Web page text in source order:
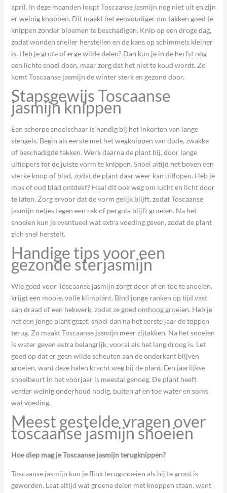
april. In deze maanden loopt Toscaanse jasmijn nog niet uit en zijn
er weinig knoppen. Dit maakt het eenvoudiger om takken goed te
knippen zonder bloemen te beschadigen. Knip op een droge dag,
zodat wonden sneller herstellen en de kans op schimmels kleiner
is. Heb je grote of erge wilde delen? Dan kun je in de herfst nog
een lichte snoei doen, maar zorg dat het niet te koud wordt. Zo
komt Toscaanse jasmijn de winter sterk en gezond door.
Stapsgewijs Toscaanse
jasmijn knippen
Een scherpe snoeischaar is handig bij het inkorten van lange
stengels. Begin als eerste met het wegknippen van dode, zwakke
of beschadigde takken. Werk daarna de plant bij, door lange
uitlopers tot de juiste vorm te knippen. Snoei altijd net boven een
sterke knop of blad, zodat de plant daar weer kan uitlopen. Heb je
mos of oud blad ontdekt? Haal dit ook weg om lucht en licht door
te laten. Zorg ervoor dat de vorm gelijk blijft, zodat Toscaanse
jasmijn netjes tegen een rek of pergola blijft groeien. Na het
snoeien kun je eventueel wat extra voeding geven, zodat de plant
zich snel herstelt.
Handige tips voor een
gezonde sterjasmijn
Wie goed voor Toscaanse jasmijn zorgt door af en toe te snoeien,
krijgt een mooie, volle klimplant. Bind jonge ranken op tijd vast
aan draad of een hekwerk, zodat ze goed omhoog groeien. Heb je
net een jonge plant gezet, snoei dan na het eerste jaar de toppen
terug. Zo maakt Toscaanse jasmijn meer zijtakken. Na het snoeien
is water geven extra belangrijk, vooral als het lang droog is. Let
goed op dat er geen wilde scheuten aan de onderkant blijven
groeien, want deze halen kracht weg bij de plant. Een jaarlijkse
snoeibeurt in het voorjaar is meestal genoeg. De plant heeft
verder weinig onderhoud nodig, buiten af en toe water en soms
wat voeding.
Meest gestelde vragen over
toscaanse jasmijn snoeien
Hoe diep mag je Toscaanse jasmijn terugknippen?
Toscaanse jasmijn kun je flink terugsnoeien als hij te groot is
geworden. Laat altijd wat groene delen met knoppen staan, want